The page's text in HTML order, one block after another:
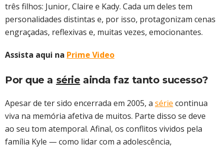
três filhos: Junior, Claire e Kady. Cada um deles tem
personalidades distintas e, por isso, protagonizam cenas
engraçadas, reflexivas e, muitas vezes, emocionantes.
Assista aqui na Prime Video
Por que a sérieainda faz tanto sucesso?
Apesar de ter sido encerrada em 2005, a série continua
viva na memória afetiva de muitos. Parte disso se deve
ao seu tom atemporal. Afinal, os conflitos vividos pela
família Kyle — como lidar com a adolescência,